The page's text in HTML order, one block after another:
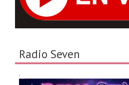
Radio Seven
.